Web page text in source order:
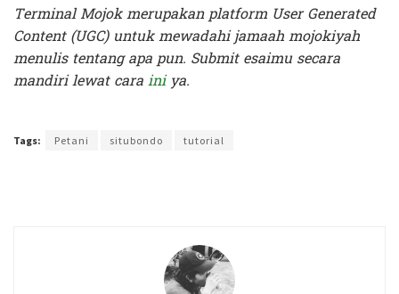
Terminal Mojok merupakan platform User Generated
Content (UGC) untuk mewadahi jamaah mojokiyah
menulis tentang apa pun. Submit esaimu secara
mandiri lewat carainiya.
Tags: Petani situbondo tutorial